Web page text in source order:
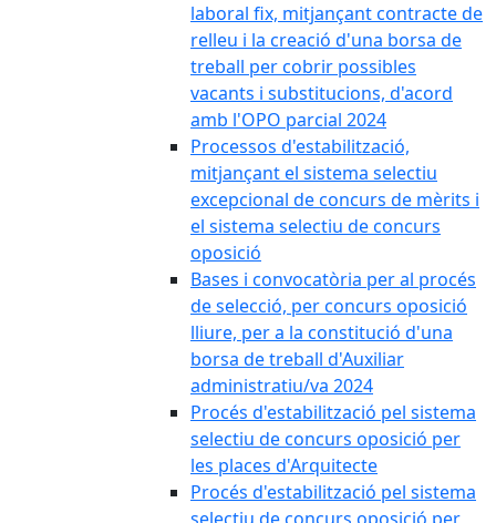
laboral fix, mitjançant contracte de
relleu i la creació d'una borsa de
treball per cobrir possibles
vacants i substitucions, d'acord
amb l'OPO parcial 2024
Processos d'estabilització,
mitjançant el sistema selectiu
excepcional de concurs de mèrits i
el sistema selectiu de concurs
oposició
Bases i convocatòria per al procés
de selecció, per concurs oposició
lliure, per a la constitució d'una
borsa de treball d'Auxiliar
administratiu/va 2024
Procés d'estabilització pel sistema
selectiu de concurs oposició per
les places d'Arquitecte
Procés d'estabilització pel sistema